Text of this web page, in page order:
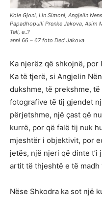
Kole Gjoni, Lin Simoni, Angjelin
Papadhopulli Prenke Jakova, Asim
Teli, e..?
anni 66 – 67 foto Ded Jakova
Ka njerëz që shkojnë, por
Ka të tjerë, si Angjelin
dukshme, të prekshme,
fotografive të tij gjendet
përjetshme, një çast që
kurrë, por që falë tij nuk
mjeshtër i objektivit, por
jetës, një njeri që dinte
artit të thjeshtë e të madh
Nëse Shkodra ka sot një